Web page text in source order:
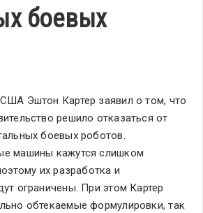
боевых
Эштон Картер заявил о том, что
решило отказаться от
боевых роботов.
машины кажутся слишком
их разработка и
ограничены. При этом Картер
обтекаемые формулировки, так